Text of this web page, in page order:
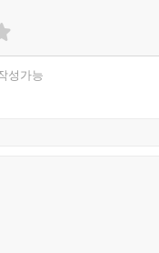
성가능